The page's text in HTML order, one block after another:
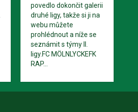
povedlo dokončit galerii
druhé ligy, takže si ji na
webu můžete
prohlédnout a níže se
seznámit s týmy II.
ligy.FC MÖLNLYCKEFK
RAP...